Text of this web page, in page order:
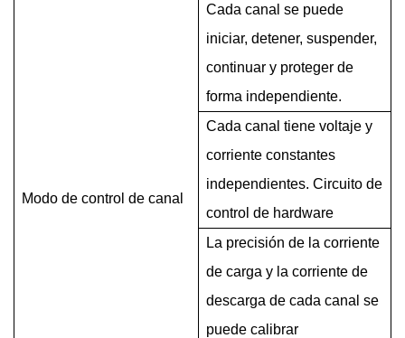
Modo de control de canal
Cada canal se puede
iniciar, detener, suspender,
continuar y proteger de
forma independiente.
Cada canal tiene voltaje y
corriente constantes
independientes. Circuito de
control de hardware
La precisión de la corriente
de carga y la corriente de
descarga de cada canal se
puede calibrar